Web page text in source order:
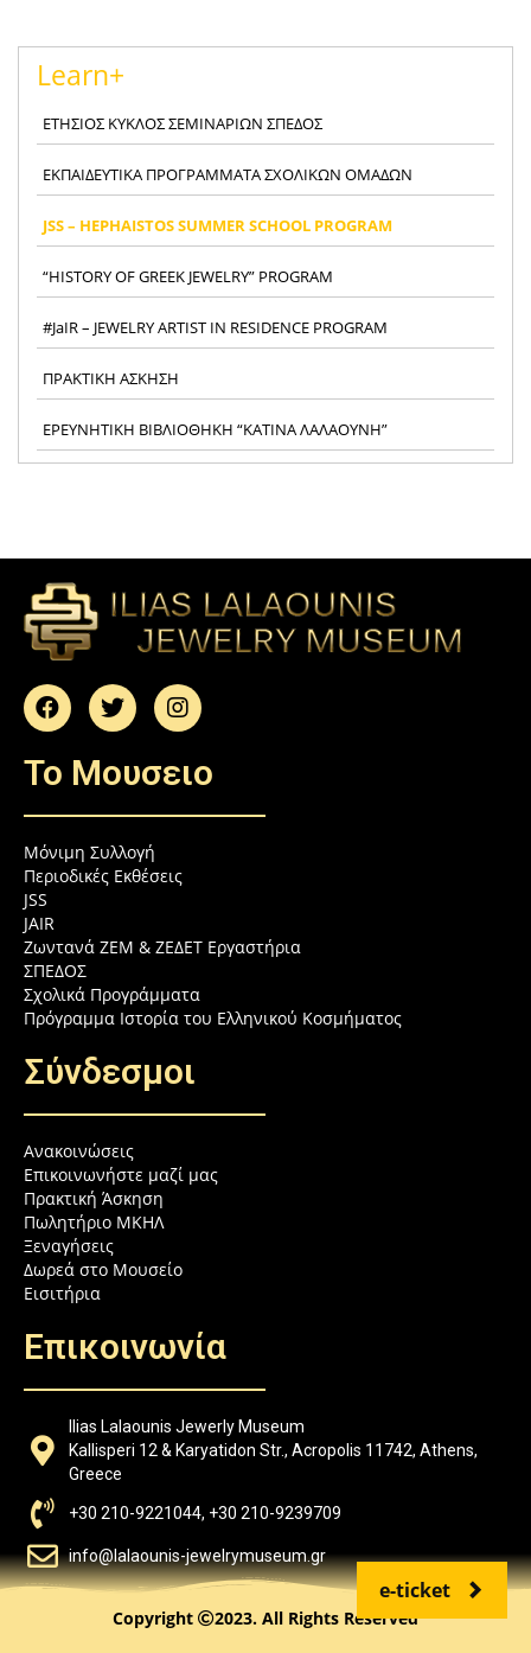
e-ticket
Learn+
ΕΤΗΣΙΟΣ ΚΥΚΛΟΣ ΣΕΜΙΝΑΡΙΩΝ ΣΠΕΔΟΣ
ΕΚΠΑΙΔΕΥΤΙΚΑ ΠΡΟΓΡΑΜΜΑΤΑ ΣΧΟΛΙΚΩΝ ΟΜΑΔΩΝ
JSS – HEPHAISTOS SUMMER SCHOOL PROGRAM
“HISTORY OF GREEK JEWELRY” PROGRAM
#JaIR – JEWELRY ARTIST IN RESIDENCE PROGRAM
ΠΡΑΚΤΙΚΗ ΑΣΚΗΣΗ
ΕΡΕΥΝΗΤΙΚΗ ΒΙΒΛΙΟΘΗΚΗ “ΚΑΤΙΝΑ ΛΑΛΑΟΥΝΗ”
To Μουσειο
Μόνιμη Συλλογή
Περιοδικές Εκθέσεις
JSS
JAIR
Ζωντανά ZEM & ZEΔΕΤ Εργαστήρια
ΣΠΕΔΟΣ
Σχολικά Προγράμματα
Πρόγραμμα Ιστορία του Ελληνικού Κοσμήματος
Σύνδεσμοι
Ανακοινώσεις
Επικοινωνήστε μαζί μας
Πρακτική Άσκηση
Πωλητήριο ΜΚΗΛ
Ξεναγήσεις
Δωρεά στο Μουσείο
Εισιτήρια
Επικοινωνία
Ilias Lalaounis Jewerly Museum
Kallisperi 12 & Karyatidon Str., Acropolis 11742, Athens,
Greece
+30 210-9221044, +30 210-9239709
info@lalaounis-jewelrymuseum.gr
Copyright 2023. All Rights Reserved